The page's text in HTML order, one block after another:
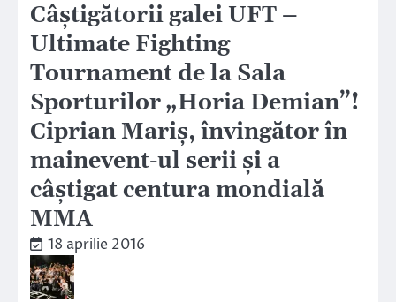
Câștigătorii galei UFT –
Ultimate Fighting
Tournament de la Sala
Sporturilor „Horia Demian”!
Ciprian Mariș, învingător în
mainevent-ul serii și a
câștigat centura mondială
MMA
18 aprilie 2016